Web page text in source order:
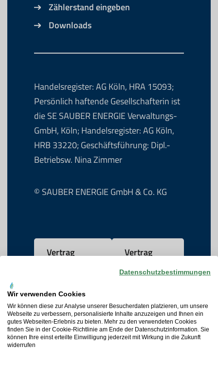
Zählerstand eingeben
Downloads
Handelsregister: AG Köln, HRA 15093;
Persönlich haftende Gesellschafterin ist
die SE SAUBER ENERGIE Verwaltungs-
GmbH, Köln; Handelsregister: AG Köln,
HRB 33220; Geschäftsführung: Dipl.-
Betriebsw. Nina Zimmer
© SAUBER ENERGIE GmbH & Co. KG
Vertrag
Vertrag
kündigen
AGB
Datenschutz
Datenschutzbestimmungen
Wir verwenden Cookies
Wir können diese zur Analyse unserer Besucherdaten platzieren, um unsere
Webseite zu verbessern, personalisierte Inhalte anzuzeigen und Ihnen ein
gutes Webseiten-Erlebnis zu bieten. Mehr zu den verwendeten Cookies
finden Sie in der Cookie-Richtlinie am Ende der Datenschutzinformation. Sie
können Ihre einst erteilte Einwilligung jederzeit mit Wirkung in die Zukunft
widerrufen